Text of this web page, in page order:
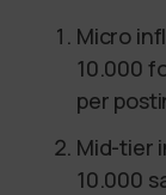
Micro
10.000
per
Mid-tier
10.000